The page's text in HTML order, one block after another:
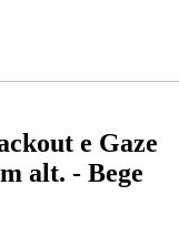
e Gaze
alt. - Bege